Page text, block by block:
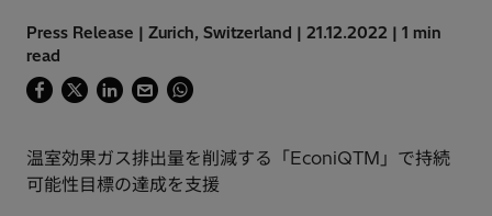
Press Release | Zurich, Switzerland | 21.12.2022 | 1 min
read
温室効果ガス排出量を削減する「EconiQTM」で持続
可能性目標の達成を支援